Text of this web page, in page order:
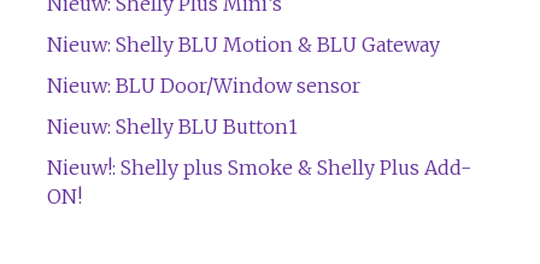
Nieuw: Shelly BLU Motion & BLU Gateway
Nieuw: BLU Door/Window sensor
Nieuw: Shelly BLU Button1
Nieuw!: Shelly plus Smoke & Shelly Plus Add-
ON!